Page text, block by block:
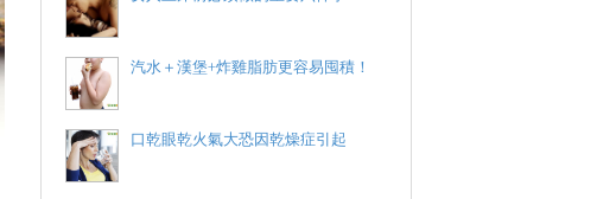
汽水＋漢堡+炸雞脂肪更容易囤積！
口乾眼乾火氣大恐因乾燥症引起